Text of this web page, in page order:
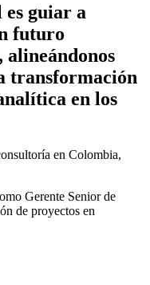
guiar a
futuro
transformación
en los
en Colombia,
Gerente Senior de
de proyectos en